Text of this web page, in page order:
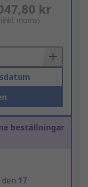
kr
(inkl. moms)
beställningar
17